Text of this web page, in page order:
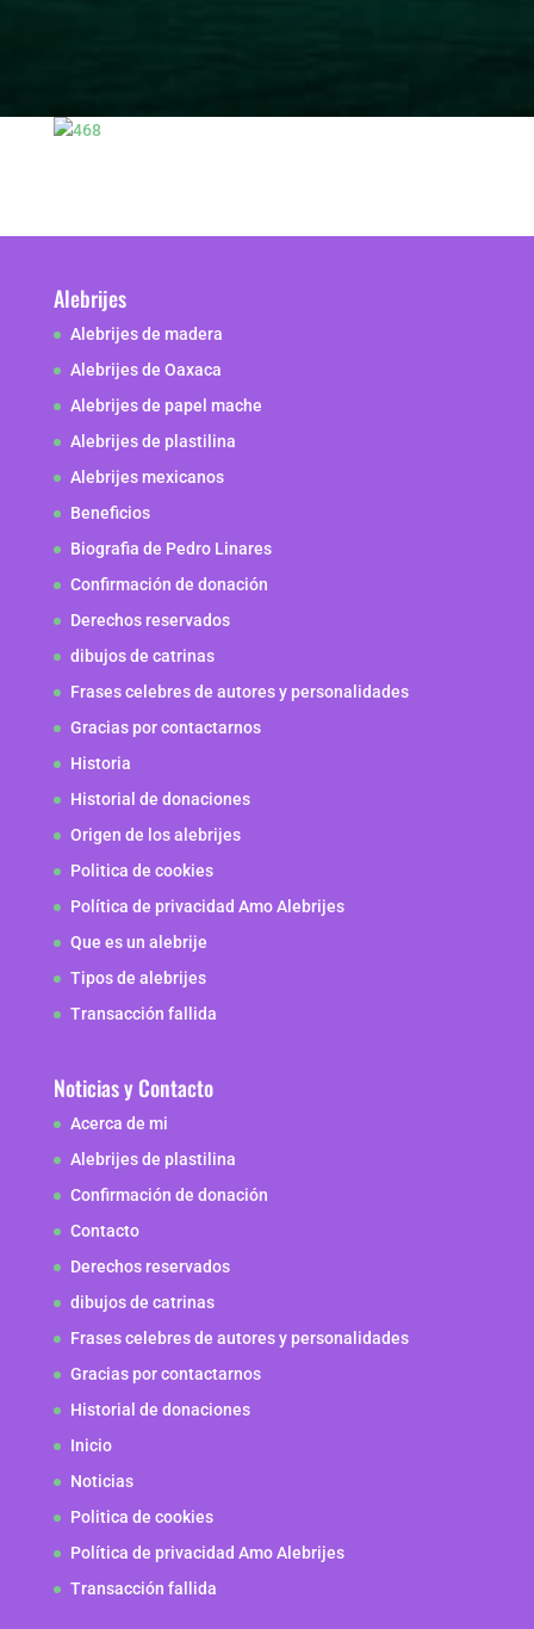
Alebrijes
Alebrijes de madera
Alebrijes de Oaxaca
Alebrijes de papel mache
Alebrijes de plastilina
Alebrijes mexicanos
Beneficios
Biografia de Pedro Linares
Confirmación de donación
Derechos reservados
dibujos de catrinas
Frases celebres de autores y personalidades
Gracias por contactarnos
Historia
Historial de donaciones
Origen de los alebrijes
Politica de cookies
Política de privacidad Amo Alebrijes
Que es un alebrije
Tipos de alebrijes
Transacción fallida
Noticias y Contacto
Acerca de mi
Alebrijes de plastilina
Confirmación de donación
Contacto
Derechos reservados
dibujos de catrinas
Frases celebres de autores y personalidades
Gracias por contactarnos
Historial de donaciones
Inicio
Noticias
Politica de cookies
Política de privacidad Amo Alebrijes
Transacción fallida